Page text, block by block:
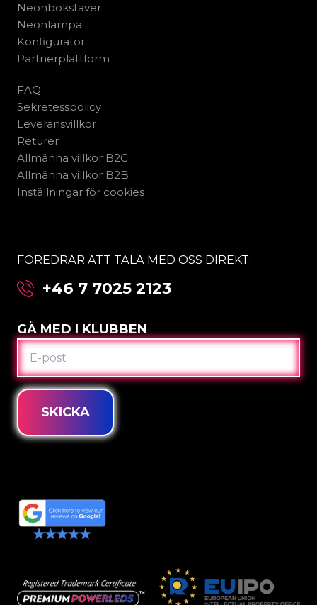
Neonbokstäver
Neonlampa
Konfigurator
Partnerplattform
FAQ
Sekretesspolicy
Leveransvillkor
Returer
Allmänna villkor B2C
Allmänna villkor B2B
Inställningar för cookies
FÖREDRAR ATT TALA MED OSS DIREKT:
+46 7 7025 2123
GÅ MED I KLUBBEN
E-
POST
SKICKA